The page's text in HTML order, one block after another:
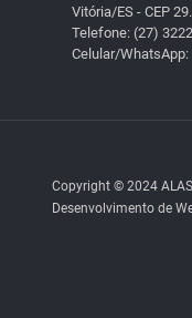
Vitória/ES - CEP
Telefone: (27)
Celular/WhatsApp:
Copyright © 2024
Desenvolvimento de